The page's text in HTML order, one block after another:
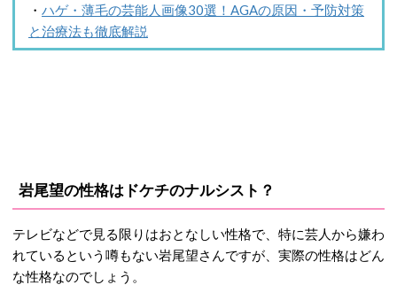
・ ハゲ・薄毛の芸能人画像30選！AGAの原因・予防対策
と治療法も徹底解説
岩尾望の性格はドケチのナルシスト？
テレビなどで見る限りはおとなしい性格で、特に芸人から嫌わ
れているという噂もない岩尾望さんですが、実際の性格はどん
な性格なのでしょう。